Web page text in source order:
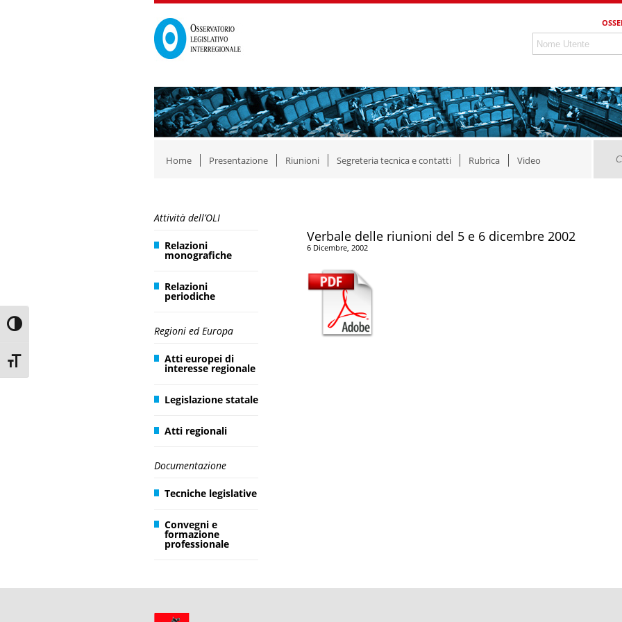
Toggle High Contrast
Toggle Font size
Home Presentazione Riunioni Segreteria tecnica e contatti Rubrica Video
Attività dell’OLI
Relazioni
monografiche
Relazioni
periodiche
Regioni ed Europa
Atti europei di
interesse regionale
Legislazione statale
Atti regionali
Documentazione
Tecniche legislative
Convegni e
formazione
professionale
Verbale delle riunioni del 5 e 6 dicembre 2002
6 Dicembre, 2002